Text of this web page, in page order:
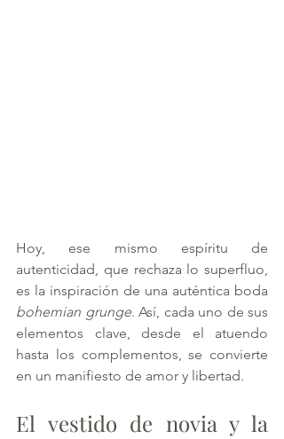
Hoy, ese mismo espíritu de
autenticidad, que rechaza lo superfluo,
bohemian grunge. Así, cada uno de sus
elementos clave, desde el atuendo
hasta los complementos, se convierte
en un manifiesto de amor y libertad.
El vestido de novia y la